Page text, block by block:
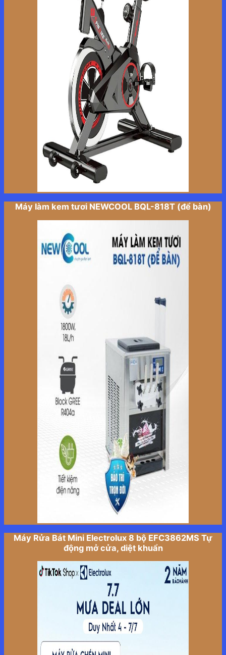
Máy làm kem tươi NEWCOOL BQL-818T (để bàn)
Máy Rửa Bát Mini Electrolux 8 bộ EFC3862MS Tự
động mở cửa, diệt khuẩn